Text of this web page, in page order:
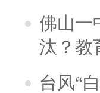
佛山一
汰？教
台风“